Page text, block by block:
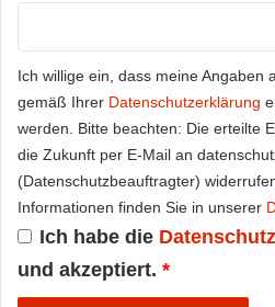
Ich willige ein, dass meine Angaben
gemäß Ihrer Datenschutzerklärung
werden. Bitte beachten: Die erteilte
die Zukunft per E-Mail an
(Datenschutzbeauftragter)
Informationen finden Sie in unserer
Ich habe die
und akzeptiert. *